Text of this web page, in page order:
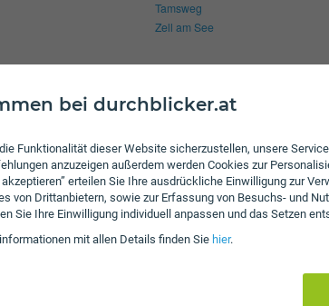
bei durchblicker.at
Funktionalität dieser Website sicherzustellen, unsere
anzuzeigen außerdem werden Cookies zur
erteilen Sie Ihre ausdrückliche Einwilligung zur
von Drittanbietern, sowie zur Erfassung von Besuchs- und
Sie Ihre Einwilligung individuell anpassen und das Setzen
mit allen Details finden Sie hier.
Tamsweg
Zell am See